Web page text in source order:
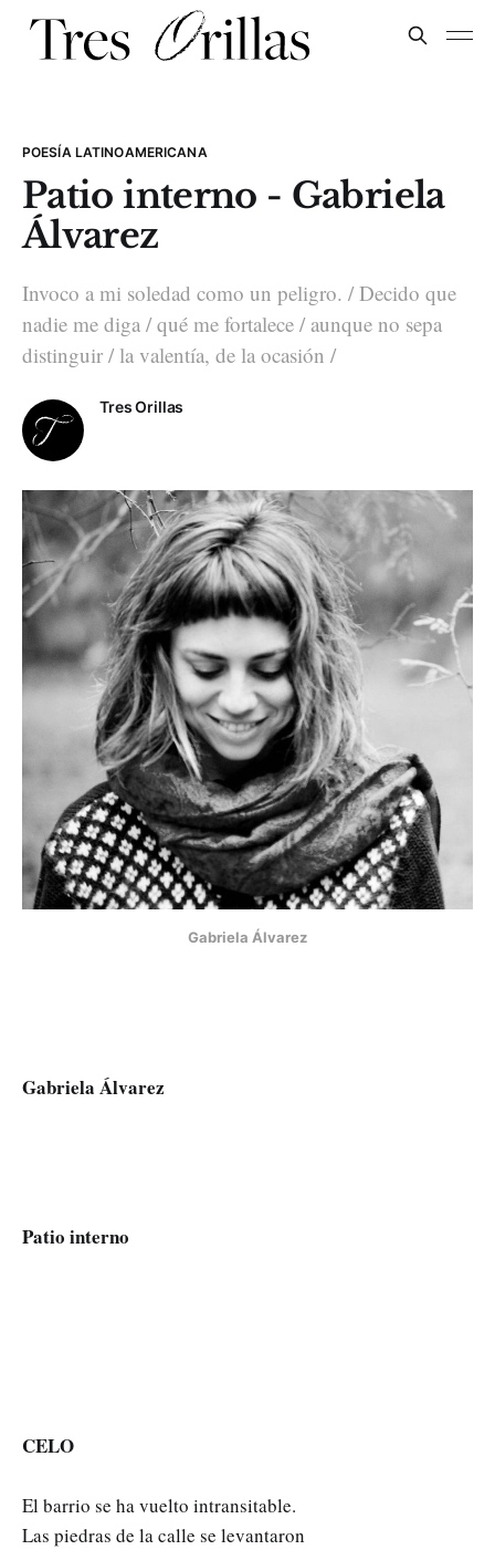
POESÍA LATINOAMERICANA
Patio interno - Gabriela
Álvarez
Invoco a mi soledad como un peligro. / Decido que
nadie me diga / qué me fortalece / aunque no sepa
distinguir / la valentía, de la ocasión /
Tres Orillas
Gabriela Álvarez
Gabriela Álvarez
Patio interno
CELO
El barrio se ha vuelto intransitable.
Las piedras de la calle se levantaron